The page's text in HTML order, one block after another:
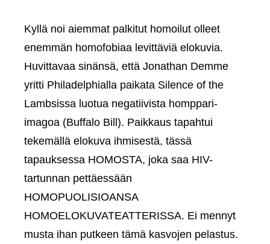
Kyllä noi aiemmat palkitut homoilut olleet
enemmän homofobiaa levittäviä elokuvia.
Huvittavaa sinänsä, että Jonathan Demme
yritti Philadelphialla paikata Silence of the
Lambsissa luotua negatiivista homppari-
imagoa (Buffalo Bill). Paikkaus tapahtui
tekemällä elokuva ihmisestä, tässä
tapauksessa HOMOSTA, joka saa HIV-
tartunnan pettäessään
HOMOPUOLISIOANSA
HOMOELOKUVATEATTERISSA. Ei mennyt
musta ihan putkeen tämä kasvojen pelastus.